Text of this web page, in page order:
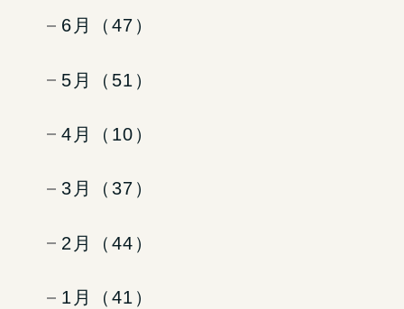
6月（47）
5月（51）
4月（10）
3月（37）
2月（44）
1月（41）